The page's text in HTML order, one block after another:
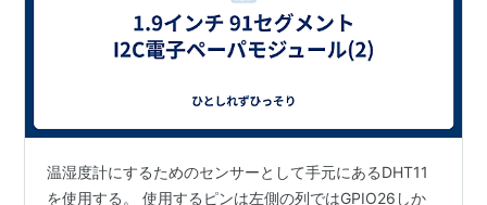
温湿度計にするためのセンサーとして手元にあるDHT11
を使用する。 使用するピンは左側の列ではGPIO26しか